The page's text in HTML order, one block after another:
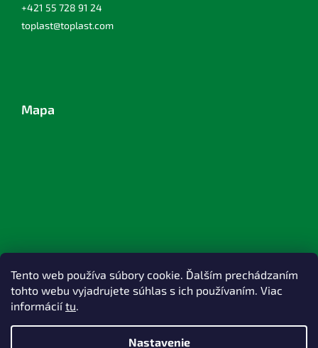
Tento web používa súbory cookie. Ďalším prechádzaním
tohto webu vyjadrujete súhlas s ich používaním. Viac
informáciítu.
Nastavenie
+421 55 728 91 24
toplast@toplast.com
Mapa
Vytvoril Shoptet